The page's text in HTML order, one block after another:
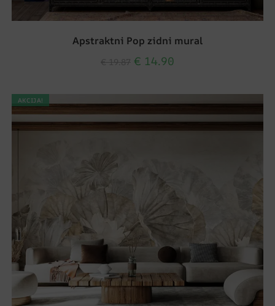
Apstraktni Pop zidni mural
€ 14.90
AKCIJA!